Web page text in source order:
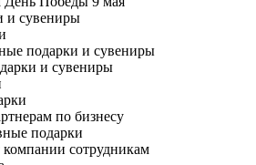
и сувениры
подарки и сувениры
и сувениры
по бизнесу
подарки
сотрудникам